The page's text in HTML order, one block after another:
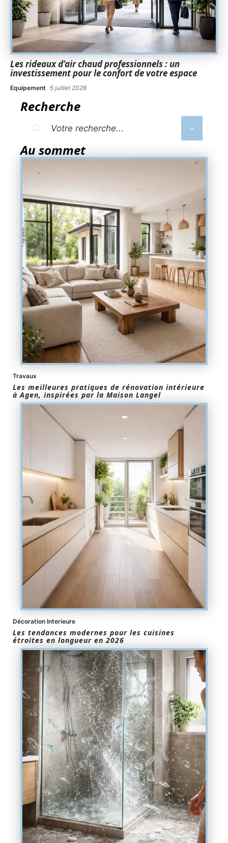
Les rideaux d’air chaud professionnels : un
investissement pour le confort de votre espace
Equipement 5 juillet 2026
Recherche
Au sommet
Travaux
Les meilleures pratiques de rénovation intérieure
à Agen, inspirées par la Maison Langel
Décoration Interieure
Les tendances modernes pour les cuisines
étroites en longueur en 2026